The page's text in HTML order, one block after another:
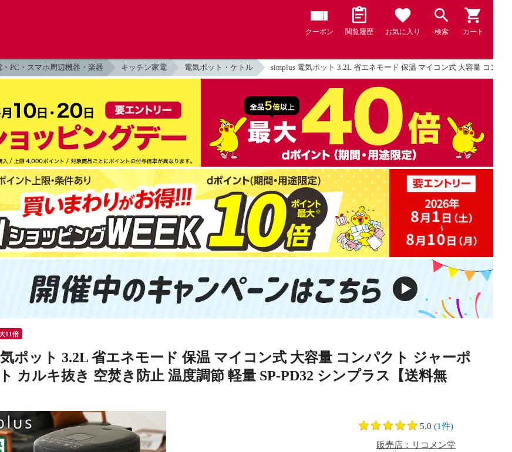
クーポン 閲覧履歴 お気に入り 検索 カート
・PC・スマホ周辺機器・楽器 キッチン家電 電気ポット・ケトル simplus 電気ポット 3.2L 省エネモード 保温 マイコン式 大容量 コン
11倍
ポット 3.2L 省エネモード 保温 マイコン式 大容量 コンパクト ジャーポ
カルキ抜き 空焚き防止 温度調節 軽量 SP-PD32 シンプラス【送料無
5.0 (1件)
販売店：リコメン堂